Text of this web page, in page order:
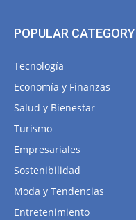
POPULAR CATEGORY
Tecnología
Economía y Finanzas
Salud y Bienestar
Turismo
Empresariales
Sostenibilidad
Moda y Tendencias
Entretenimiento